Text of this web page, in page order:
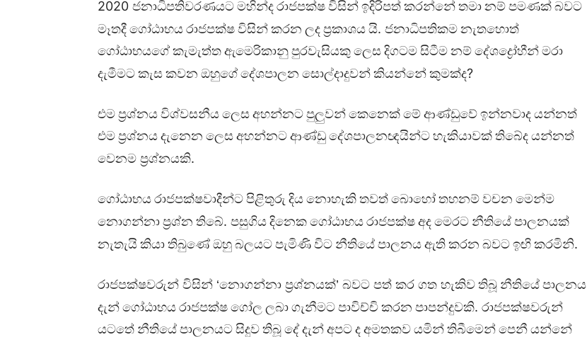
2020 ජනාධිපතිවරණයට මහින්ද රාජපක්ෂ විසින් ඉදිරිපත් කරන්නේ තමා නම් පමණක් බවට
මෑතදී ගෝඨාභය රාජපක්ෂ විසින් කරන ලද ප්‍රකාශය යි. ජනාධිපතිකම නැතහොත්
ගෝඨාභයගේ කැමැත්ත ඇමෙරිකානු පුරවැසියකු ලෙස දිගටම සිටීම නම් දේශද්‍රෝහීන් මරා
දැමීමට කැස කවන ඔහුග‌ේ දේශපාලන සොල්දාදුවන් කියන්නේ කුමක්ද?
එම ප්‍රශ්නය විශ්වසනීය ලෙස අහන්නට පුලුවන් කෙනෙක් මේ ආණ්ඩුවේ ඉන්නවාද යන්නත්
එම ප්‍රශ්නය දැනෙන ලෙස අහන්නට ආණ්ඩු දේශපාලනඥයින්ට හැකියාවක් තිබේද යන්නත්
වෙනම ප්‍රශ්නයකි.
ගෝඨාභය රාජපක්ෂවාදීන්ට පිළිතුරු දිය නොහැකි තවත් බොහෝ තහනම් වචන මෙන්ම
නොගන්නා ප්‍රශ්න තිබේ. පසුගිය දිනෙක ගෝඨාභය රාජපක්ෂ අද මෙරට නීතියේ පාලනයක්
නැතැයි කියා තිබුණේ ඔහු බලයට පැමිණි විට නීතියේ පාලනය ඇති කරන බවට ඉඟි කරමිනි.
රාජපක්ෂවරුන් විසින් ‘නොගන්නා ප්‍රශ්නයක්’ බවට පත් කර ගත හැකිව තිබූ නීතියේ පාලනය
දැන් ගෝඨාභය රාජපක්ෂ ගෝල ලබා ගැනීමට පාවිච්චි කරන පාපන්දුවකි. රාජපක්ෂවරුන්
යටතේ නීතියේ පාලනයට සිදුව තිබූ දේ දැන් අපට ද අමතකව යමින් තිබීමෙන් පෙනී යන්නේ